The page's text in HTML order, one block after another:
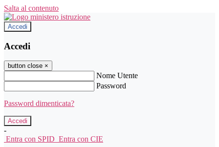
Salta al contenuto
Accedi
Accedi
button close ×
Nome Utente
Password
Password dimenticata?
-
Entra con SPID Entra con CIE